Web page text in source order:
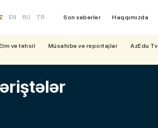
EN RU TR Son xəbərlər Haqqımızda
və təhsil Müsahibə və reportajlar AzEdu Tv